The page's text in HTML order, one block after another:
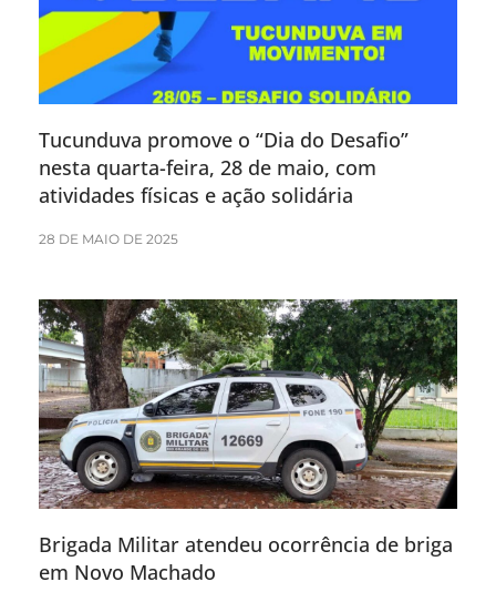
Tucunduva promove o “Dia do Desafio”
nesta quarta-feira, 28 de maio, com
atividades físicas e ação solidária
28 DE MAIO DE 2025
Brigada Militar atendeu ocorrência de briga
em Novo Machado